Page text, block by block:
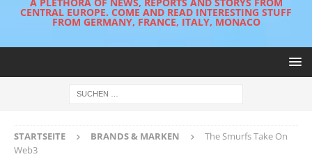
CENTRAL EUROPE. COME AND READ INTERESTING STUFF
FROM GERMANY, FRANCE, ITALY, MONACO
STARTSEITE BRANDS & MARKEN
The Smurfs Take On
Web3